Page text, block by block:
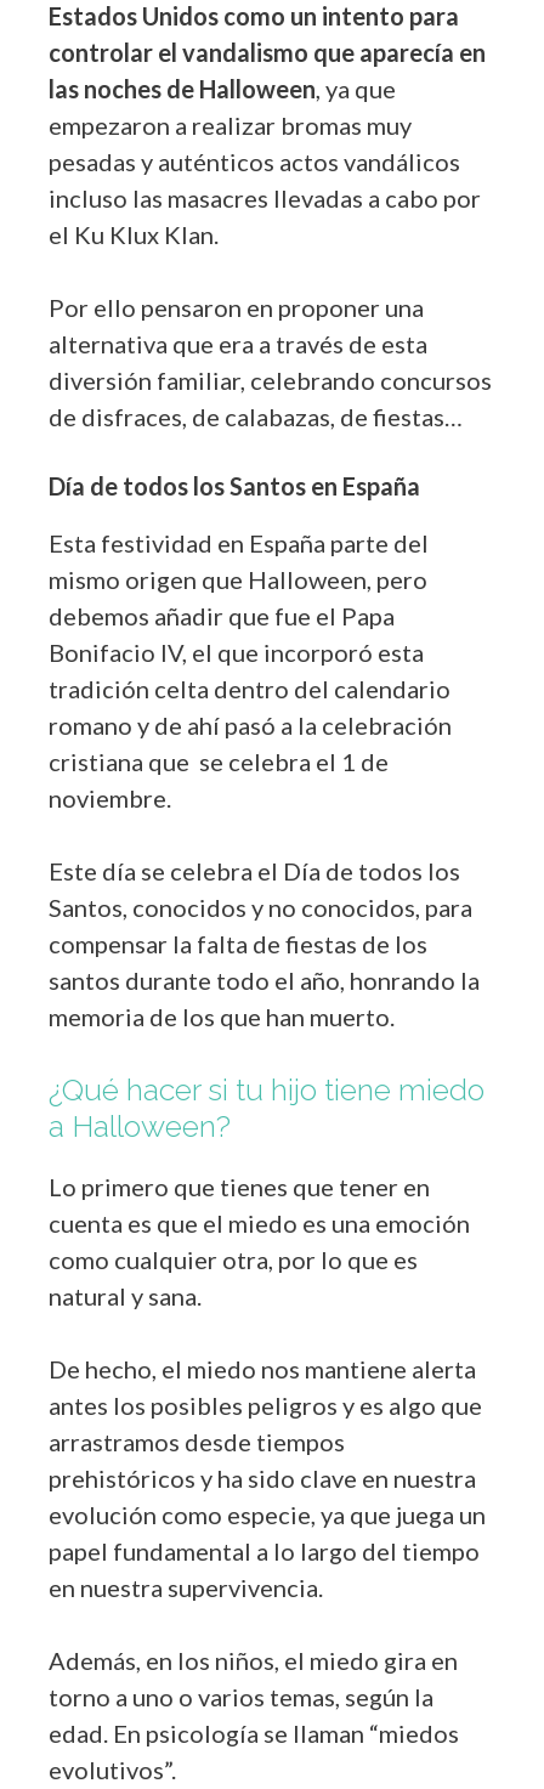
Estados Unidos como un intento para
controlar el vandalismo que aparecía en
las noches de Halloween, ya que
empezaron a realizar bromas muy
pesadas y auténticos actos vandálicos
incluso las masacres llevadas a cabo por
el Ku Klux Klan.
Por ello pensaron en proponer una
alternativa que era a través de esta
diversión familiar, celebrando concursos
de disfraces, de calabazas, de fiestas…
Día de todos los Santos en España
Esta festividad en España parte del
mismo origen que Halloween, pero
debemos añadir que fue el Papa
Bonifacio IV, el que incorporó esta
tradición celta dentro del calendario
romano y de ahí pasó a la celebración
cristiana que se celebra el 1 de
noviembre.
Este día se celebra el Día de todos los
Santos, conocidos y no conocidos, para
compensar la falta de fiestas de los
santos durante todo el año, honrando la
memoria de los que han muerto.
¿Qué hacer si tu hijo tiene miedo
a Halloween?
Lo primero que tienes que tener en
cuenta es que el miedo es una emoción
como cualquier otra, por lo que es
natural y sana.
De hecho, el miedo nos mantiene alerta
antes los posibles peligros y es algo que
arrastramos desde tiempos
prehistóricos y ha sido clave en nuestra
evolución como especie, ya que juega un
papel fundamental a lo largo del tiempo
en nuestra supervivencia.
Además, en los niños, el miedo gira en
torno a uno o varios temas, según la
edad. En psicología se llaman “miedos
evolutivos”.